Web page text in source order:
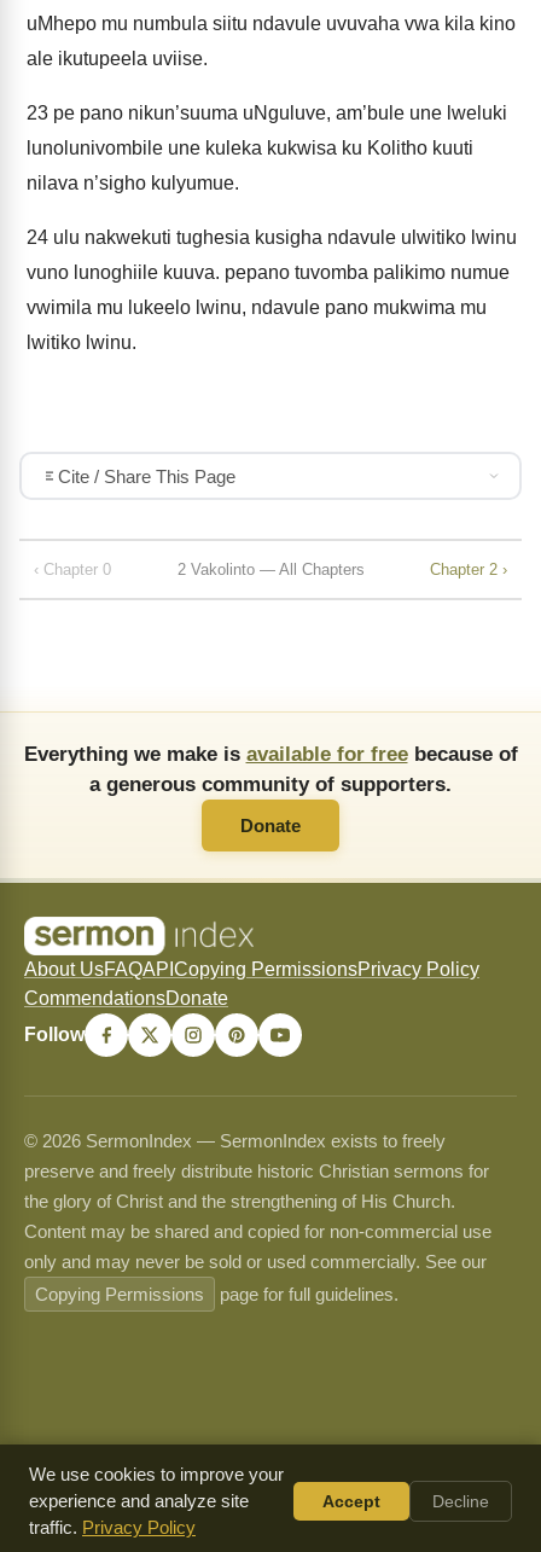
uMhepo mu numbula siitu ndavule uvuvaha vwa kila kino
ale ikutupeela uviise.
23 pe pano nikun’suuma uNguluve, am’bule une lweluki
lunolunivombile une kuleka kukwisa ku Kolitho kuuti
nilava n’sigho kulyumue.
24 ulu nakwekuti tughesia kusigha ndavule ulwitiko lwinu
vuno lunoghiile kuuva. pepano tuvomba palikimo numue
vwimila mu lukeelo lwinu, ndavule pano mukwima mu
lwitiko lwinu.
Cite / Share This Page
‹ Chapter 0 2 Vakolinto — All Chapters Chapter 2 ›
Everything we make is available for freebecause of
a generous community of supporters.
Donate
About UsFAQAPI Copying PermissionsPrivacy Policy
CommendationsDonate
Follow
© 2026 SermonIndex — SermonIndex exists to freely
preserve and freely distribute historic Christian sermons for
the glory of Christ and the strengthening of His Church.
Content may be shared and copied for non-commercial use
only and may never be sold or used commercially. See our
Copying Permissions
page for full guidelines.
We use cookies to improve your
experience and analyze site
traffic. Privacy Policy
Accept Decline